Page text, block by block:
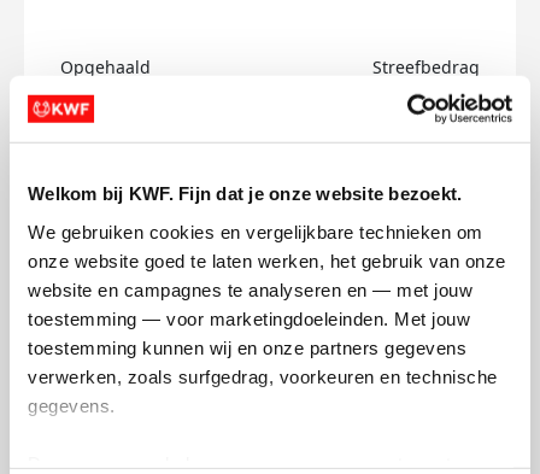
Welkom bij KWF. Fijn dat je onze website bezoekt.
We gebruiken cookies en vergelijkbare technieken om
onze website goed te laten werken, het gebruik van onze
website en campagnes te analyseren en — met jouw
toestemming — voor marketingdoeleinden. Met jouw
toestemming kunnen wij en onze partners gegevens
verwerken, zoals surfgedrag, voorkeuren en technische
gegevens.
Opgehaald
€1.021
Streefbedrag
€2.000
Mijn activiteiten volgen
kms